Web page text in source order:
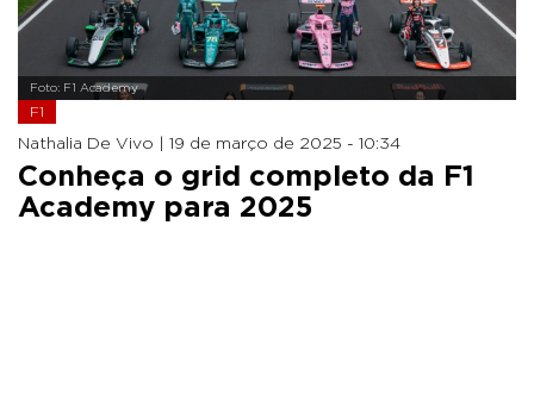
Foto: F1 Academy
F1
Nathalia De Vivo | 19 de março de 2025 - 10:34
Conheça o grid completo da F1
Academy para 2025